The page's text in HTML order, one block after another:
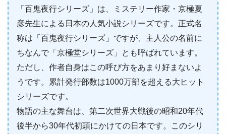
「百鬼夜行シリーズ」は、ミステリー作家・京極夏
彦先生による日本の人気小説シリーズです。正式名
称は「百鬼夜行シリーズ」ですが、主人公の名前に
ちなんで「京極堂シリーズ」とも呼ばれています。
ただし、作者自身はこの呼び方をあまり好まないよ
うです。累計発行部数は1000万部を超える大ヒット
シリーズです。
物語の主な舞台は、第二次世界大戦後の昭和20年代
後半から30年代初頭にかけての日本です。このシリ